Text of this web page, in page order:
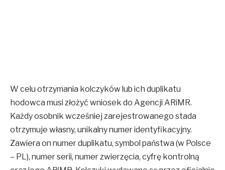
W celu otrzymania kolczyków lub ich duplikatu
hodowca musi złożyć wniosek do Agencji ARiMR.
Każdy osobnik wcześniej zarejestrowanego stada
otrzymuje własny, unikalny numer identyfikacyjny.
Zawiera on numer duplikatu, symbol państwa (w Polsce
– PL), numer serii, numer zwierzęcia, cyfrę kontrolną